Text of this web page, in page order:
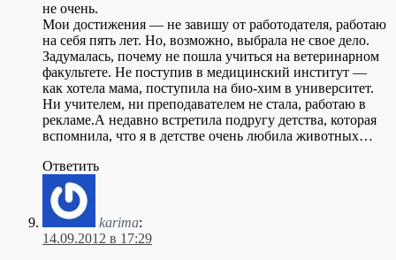
не очень.
Мои достижения — не завишу от работодателя, работаю
на себя пять лет. Но, возможно, выбрала не свое дело.
Задумалась, почему не пошла учиться на ветеринарном
факультете. Не поступив в медицинский институт —
как хотела мама, поступила на био-хим в университет.
Ни учителем, ни преподавателем не стала, работаю в
рекламе.А недавно встретила подругу детства, которая
вспомнила, что я в детстве очень любила животных…
Ответить
karima:
14.09.2012 в 17:29